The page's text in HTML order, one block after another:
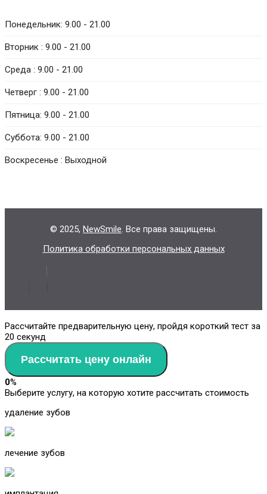
Понедельник: 9.00 - 21.00
Вторник : 9.00 - 21.00
Среда : 9.00 - 21.00
Четверг : 9.00 - 21.00
Пятница: 9.00 - 21.00
Суббота: 9.00 - 21.00
Воскресенье : Выходной
© 2025, NewSmile. Все права защищены.
Политика обработки персональных данных
Рассчитайте предварительную цену, пройдя короткий тест за
20 секунд
Рассчитать цену онлайн
0%
Выберите услугу, на которую хотите рассчитать стоимость
удаление зубов
лечение зубов